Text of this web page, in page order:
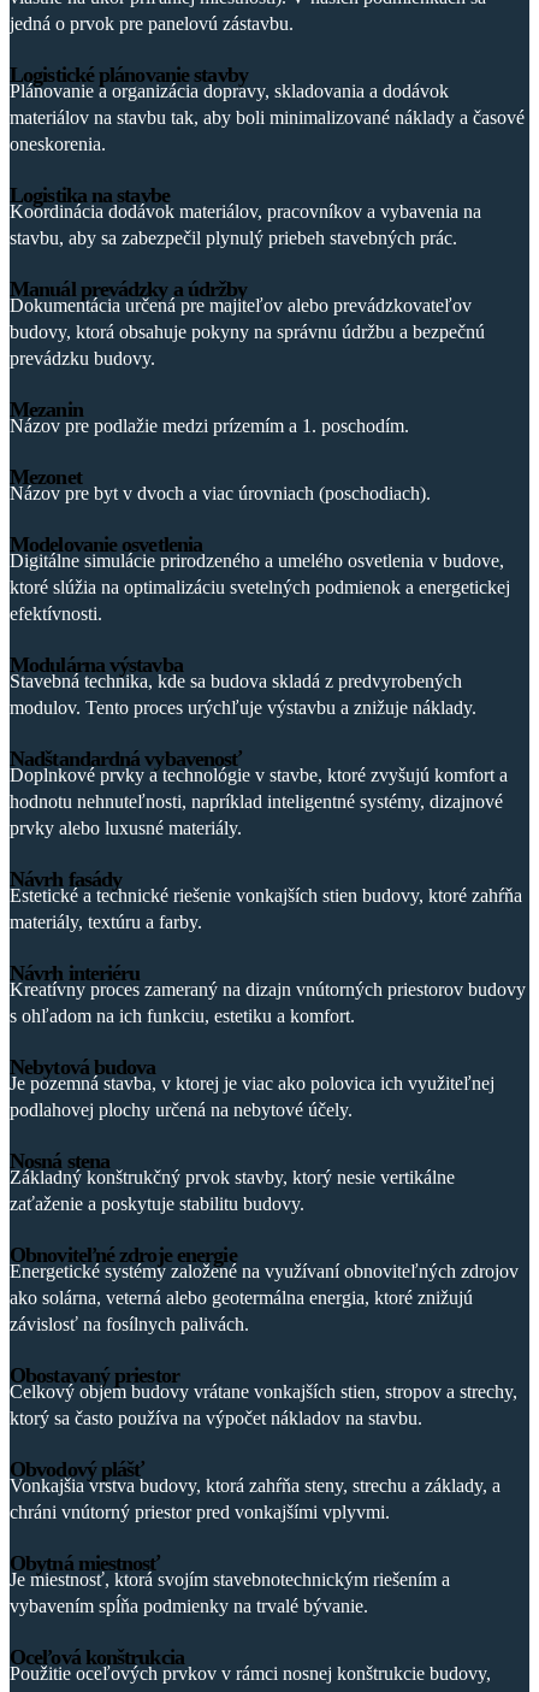
jedná o prvok pre panelovú zástavbu.
Logistické plánovanie stavby
Plánovanie a organizácia dopravy, skladovania a dodávok
materiálov na stavbu tak, aby boli minimalizované náklady a časové
oneskorenia.
Logistika na stavbe
Koordinácia dodávok materiálov, pracovníkov a vybavenia na
stavbu, aby sa zabezpečil plynulý priebeh stavebných prác.
Manuál prevádzky a údržby
Dokumentácia určená pre majiteľov alebo prevádzkovateľov
budovy, ktorá obsahuje pokyny na správnu údržbu a bezpečnú
prevádzku budovy.
Mezanin
Názov pre podlažie medzi prízemím a 1. poschodím.
Mezonet
Názov pre byt v dvoch a viac úrovniach (poschodiach).
Modelovanie osvetlenia
Digitálne simulácie prirodzeného a umelého osvetlenia v budove,
ktoré slúžia na optimalizáciu svetelných podmienok a energetickej
efektívnosti.
Modulárna výstavba
Stavebná technika, kde sa budova skladá z predvyrobených
modulov. Tento proces urýchľuje výstavbu a znižuje náklady.
Nadštandardná vybavenosť
Doplnkové prvky a technológie v stavbe, ktoré zvyšujú komfort a
hodnotu nehnuteľnosti, napríklad inteligentné systémy, dizajnové
prvky alebo luxusné materiály.
Návrh fasády
Estetické a technické riešenie vonkajších stien budovy, ktoré zahŕňa
materiály, textúru a farby.
Návrh interiéru
Kreatívny proces zameraný na dizajn vnútorných priestorov budovy
s ohľadom na ich funkciu, estetiku a komfort.
Nebytová budova
Je pozemná stavba, v ktorej je viac ako polovica ich využiteľnej
podlahovej plochy určená na nebytové účely.
Nosná stena
Základný konštrukčný prvok stavby, ktorý nesie vertikálne
zaťaženie a poskytuje stabilitu budovy.
Obnoviteľné zdroje energie
Energetické systémy založené na využívaní obnoviteľných zdrojov
ako solárna, veterná alebo geotermálna energia, ktoré znižujú
závislosť na fosílnych palivách.
Obostavaný priestor
Celkový objem budovy vrátane vonkajších stien, stropov a strechy,
ktorý sa často používa na výpočet nákladov na stavbu.
Obvodový plášť
Vonkajšia vrstva budovy, ktorá zahŕňa steny, strechu a základy, a
chráni vnútorný priestor pred vonkajšími vplyvmi.
Obytná miestnosť
Je miestnosť, ktorá svojím stavebnotechnickým riešením a
vybavením spĺňa podmienky na trvalé bývanie.
Oceľová konštrukcia
Použitie oceľových prvkov v rámci nosnej konštrukcie budovy,